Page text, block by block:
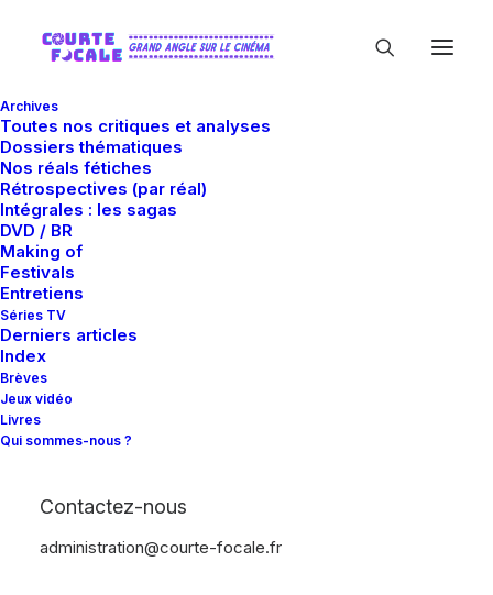
Archives
Toutes nos critiques et analyses
Dossiers thématiques
Nos réals fétiches
Rétrospectives (par réal)
Intégrales : les sagas
DVD / BR
Making of
Festivals
Entretiens
Séries TV
Derniers articles
Index
Brèves
Jeux vidéo
Livres
Qui sommes-nous ?
Contactez-nous
administration@courte-focale.fr
InCritiques